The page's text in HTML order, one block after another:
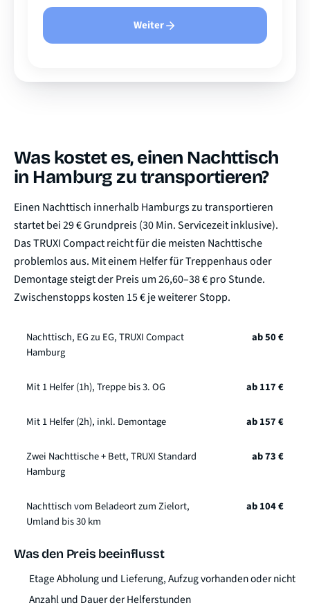
Weiter
Was kostet es, einen Nachttisch
in Hamburg zu transportieren?
Einen Nachttisch innerhalb Hamburgs zu transportieren
startet bei 29 € Grundpreis (30 Min. Servicezeit inklusive).
Das TRUXI Compact reicht für die meisten Nachttische
problemlos aus. Mit einem Helfer für Treppenhaus oder
Demontage steigt der Preis um 26,60–38 € pro Stunde.
Zwischenstopps kosten 15 € je weiterer Stopp.
Nachttisch, EG zu EG, TRUXI Compact
Hamburg
ab 50 €
Mit 1 Helfer (1h), Treppe bis 3. OG ab 117 €
Mit 1 Helfer (2h), inkl. Demontage ab 157 €
Zwei Nachttische + Bett, TRUXI Standard
Hamburg
ab 73 €
Nachttisch vom Beladeort zum Zielort,
Umland bis 30 km
ab 104 €
Was den Preis beeinflusst
Etage Abholung und Lieferung, Aufzug vorhanden oder nicht
Anzahl und Dauer der Helferstunden